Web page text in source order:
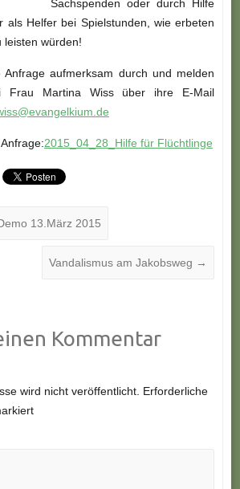
Sachspenden oderdurch Hilfe
als Helfer bei Spielstunden, wie erbeten
leisten würden!
aufmerksam durch und melden
Martina Wiss über ihre E-Mail
2015_04_28_Hilfe für Flüchtlinge
13.März 2015
Vandalismus am Jakobsweg →
Kommentar
wird nicht veröffentlicht. Erforderliche